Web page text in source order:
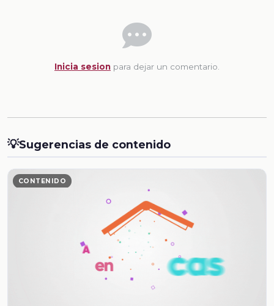
Inicia sesion para dejar un comentario.
💡Sugerencias de contenido
CONTENIDO